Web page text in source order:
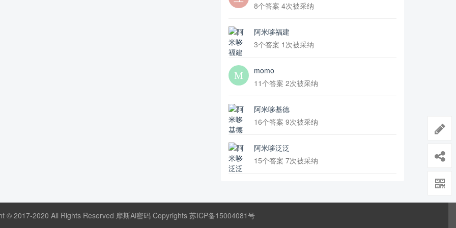
8个答案 4次被采纳
阿米哆福建
3个答案 1次被采纳
momo
11个答案 2次被采纳
阿米哆基德
16个答案 9次被采纳
阿米哆泛泛
15个答案 7次被采纳
© 2017-2020 All Rights Reserved 摩斯Ai密码 Copyrights 苏ICP备15004081号